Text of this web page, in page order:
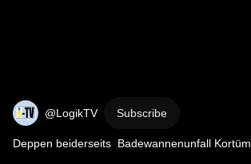
@LogikTV Subscribe
Deppen beiderseits  Badewannenunfall Kortüm